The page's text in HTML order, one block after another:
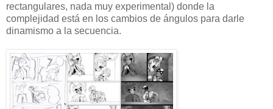
rectangulares, nada muy experimental) donde la
complejidad está en los cambios de ángulos para darle
dinamismo a la secuencia.